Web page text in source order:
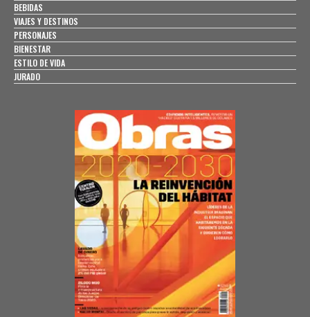
BEBIDAS
VIAJES Y DESTINOS
PERSONAJES
BIENESTAR
ESTILO DE VIDA
JURADO